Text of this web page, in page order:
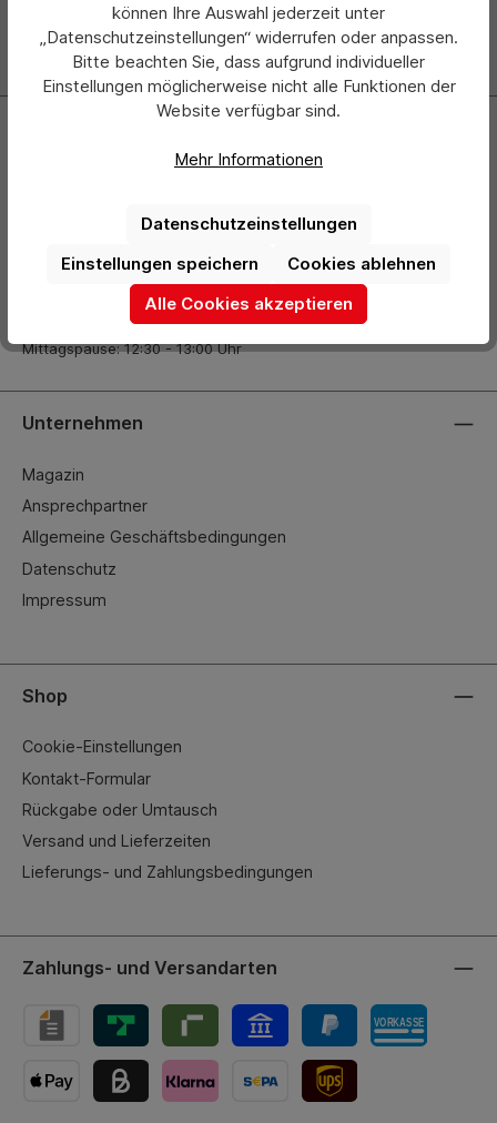
über neue Produkte und Angebote informiert.
Zur Newsletter Anmeldung
info@hermann-direkt.de
Öffnungszeiten
Mo.–Do.: 08:00 – 17:00 Uhr
Fr.: 08:00 – 15:45 Uhr
Mittagspause: 12:30 - 13:00 Uhr
Unternehmen
Magazin
Ansprechpartner
Allgemeine Geschäftsbedingungen
Datenschutz
Impressum
Shop
Cookie-Einstellungen
Kontakt-Formular
Rückgabe oder Umtausch
Versand und Lieferzeiten
Lieferungs- und Zahlungsbedingungen
Zahlungs- und Versandarten
können Ihre Auswahl jederzeit unter
„Datenschutzeinstellungen“ widerrufen oder anpassen.
Bitte beachten Sie, dass aufgrund individueller
Einstellungen möglicherweise nicht alle Funktionen der
Website verfügbar sind.
Mehr Informationen
Datenschutzeinstellungen
Cookies ablehnen
Einstellungen speichern
Alle Cookies akzeptieren